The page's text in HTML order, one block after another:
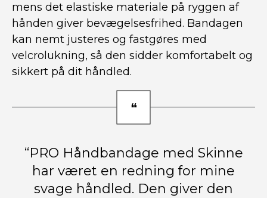
mens det elastiske materiale på ryggen af ​​
hånden giver bevægelsesfrihed. Bandagen
kan nemt justeres og fastgøres med
velcrolukning, så den sidder komfortabelt og
sikkert på dit håndled.
“PRO Håndbandage med Skinne
har været en redning for mine
svage håndled. Den giver den